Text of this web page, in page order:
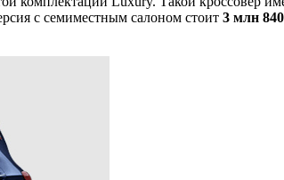
с семиместным салоном стоит 3 млн